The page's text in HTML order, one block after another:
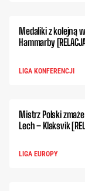
Medaliki z kolejną
Hammarby
LIGA KONFERENCJI
Mistrz Polski
Lech – Klaksvik
LIGA EUROPY